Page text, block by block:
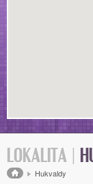
LOKALITA |
Drobečková
Hukvaldy